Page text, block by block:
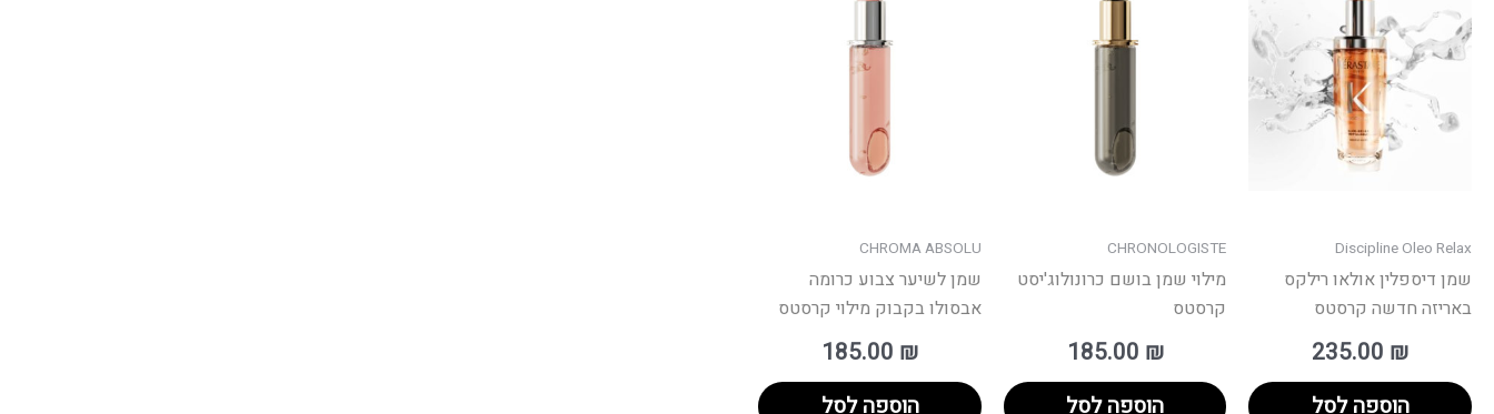
Discipline Oleo Relax
שמן דיספלין אולאו רילקס
באריזה חדשה קרסטס
235.00 ₪
הוספה לסל
CHRONOLOGISTE
מילוי שמן בושם כרונולוג'יסט
קרסטס
185.00 ₪
הוספה לסל
CHROMA ABSOLU
שמן לשיער צבוע כרומה
אבסולו בקבוק מילוי קרסטס
185.00 ₪
הוספה לסל